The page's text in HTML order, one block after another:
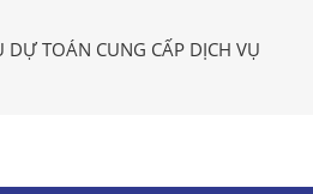
TOÁN CUNG CẤP DỊCH VỤ